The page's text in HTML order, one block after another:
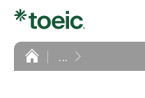
首
頁
...